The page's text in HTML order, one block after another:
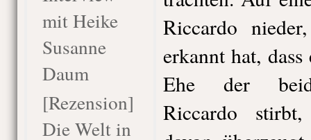
mit Heike
Susanne
Daum
[Rezension]
Die Welt in
Riccardo
erkannt hat,
Ehe der
Riccardo